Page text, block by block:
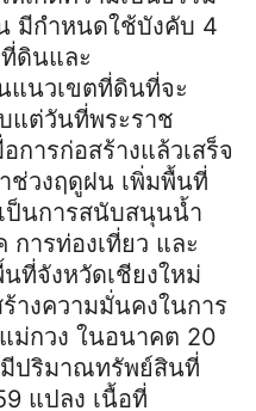
มีกำหนดใช้บังคับ 4
ดินและ
แนวเขตที่ดินที่จะ
แต่วันที่พระราช
การก่อสร้างแล้วเสร็จ
ช่วงฤดูฝน เพิ่มพื้นที่
ป็นการสนับสนุนน้ำ
การท่องเที่ยว และ
ที่จังหวัดเชียงใหม่
างความมั่นคงในการ
ม่กวง ในอนาคต 20
ปริมาณทรัพย์สินที่
แปลง เนื้อที่